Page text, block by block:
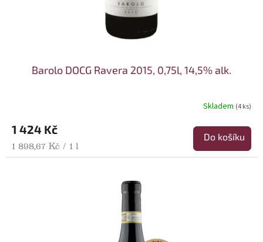
Barolo DOCG Ravera 2015, 0,75l, 14,5% alk.
Skladem (4 ks)
1 424 Kč
Měrná cena:
1 898,67 Kč / 1 l
Do košíku